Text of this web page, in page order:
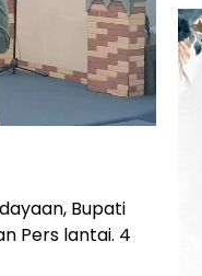
Bupati
Pers lantai. 4